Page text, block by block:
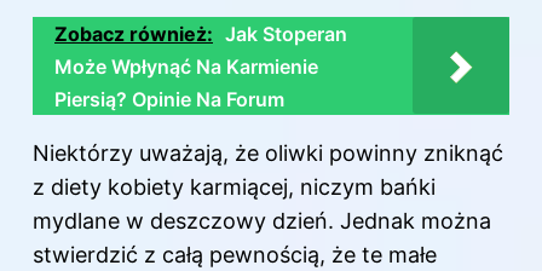
Zobacz również: Jak Stoperan
Może Wpłynąć Na Karmienie
Piersią? Opinie Na Forum
Niektórzy uważają, że oliwki powinny zniknąć
z diety kobiety karmiącej, niczym bańki
mydlane w deszczowy dzień. Jednak można
stwierdzić z całą pewnością, że te małe